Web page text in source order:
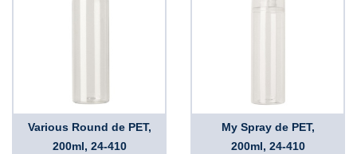
Various Round de PET,
200ml, 24-410
My Spray de PET,
200ml, 24-410